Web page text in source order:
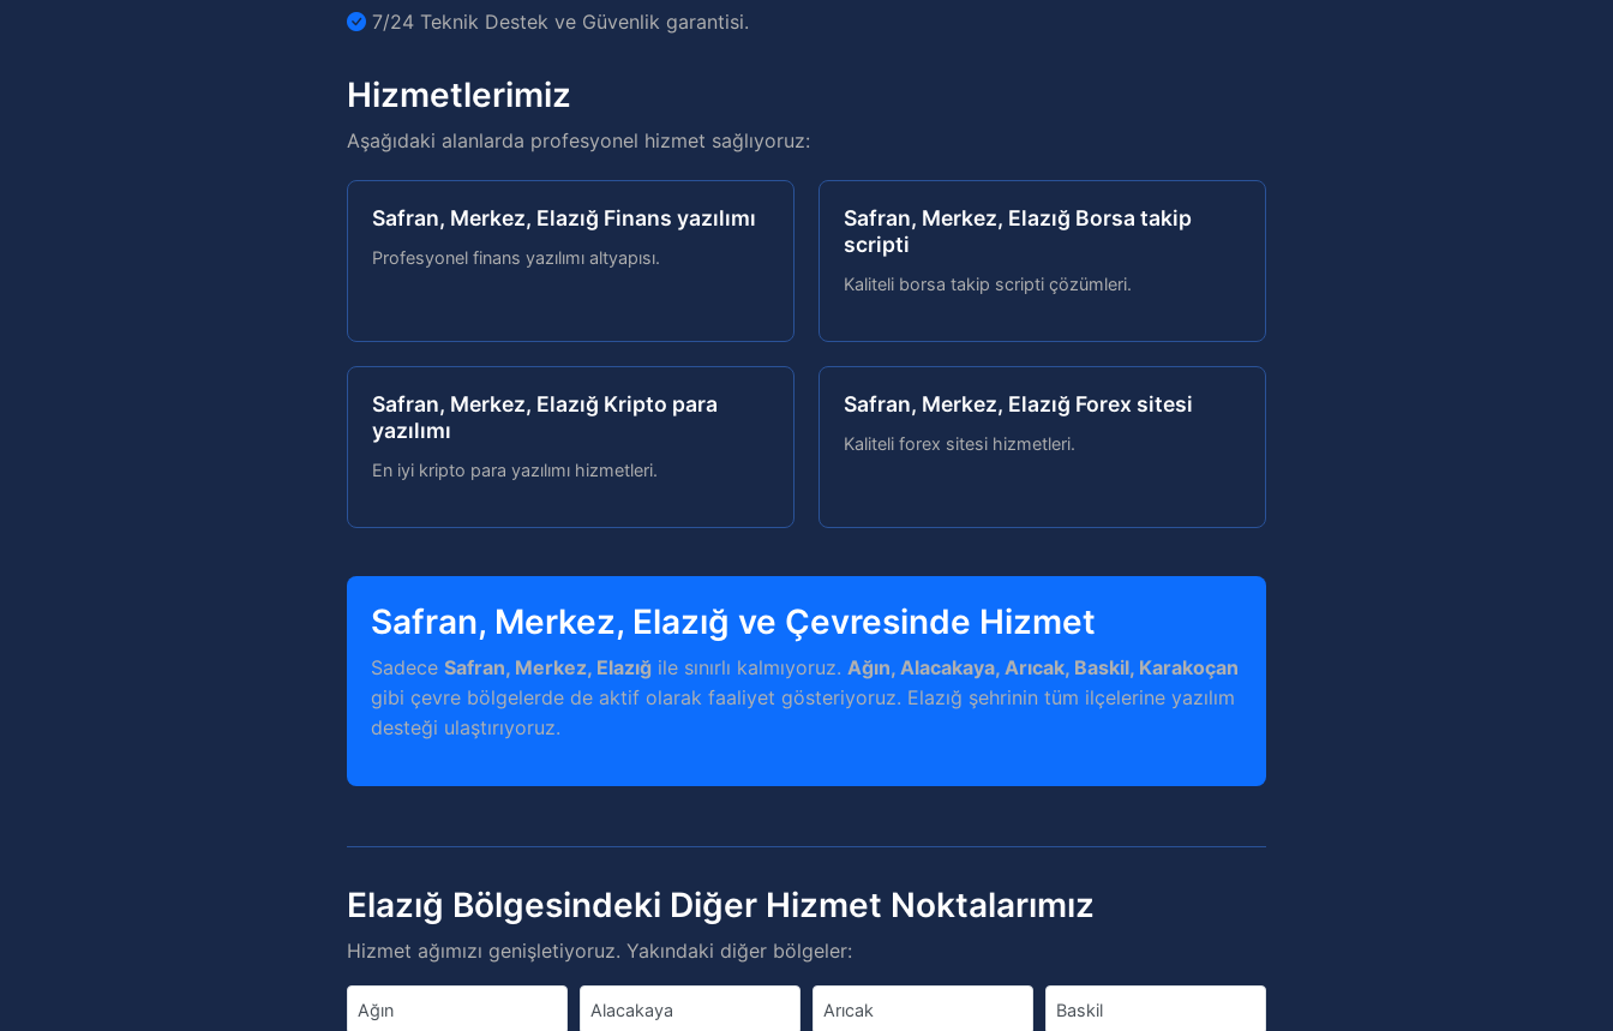
7/24 Teknik Destek ve Güvenlik garantisi.
Hizmetlerimiz
Aşağıdaki alanlarda profesyonel hizmet sağlıyoruz:
Safran, Merkez, Elazığ Finans yazılımı
Profesyonel finans yazılımı altyapısı.
Safran, Merkez, Elazığ Borsa takip
scripti
Kaliteli borsa takip scripti çözümleri.
Safran, Merkez, Elazığ Kripto para
yazılımı
En iyi kripto para yazılımı hizmetleri.
Safran, Merkez, Elazığ Forex sitesi
Kaliteli forex sitesi hizmetleri.
Safran, Merkez, Elazığ ve Çevresinde Hizmet
SadeceSafran, Merkez, Elazığ ile sınırlı kalmıyoruz.Ağın, Alacakaya, Arıcak, Baskil, Karakoçan
gibi çevre bölgelerde de aktif olarak faaliyet gösteriyoruz. Elazığ şehrinin tüm ilçelerine yazılım
desteği ulaştırıyoruz.
Elazığ Bölgesindeki Diğer Hizmet Noktalarımız
Hizmet ağımızı genişletiyoruz. Yakındaki diğer bölgeler:
Ağın Alacakaya Arıcak Baskil